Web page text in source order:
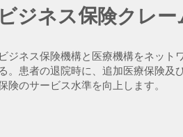
ジネス保険機構と医療機構をネット
。患者の退院時に、追加医療保険及
険のサービス水準を向上します。
ジネス保険クレ